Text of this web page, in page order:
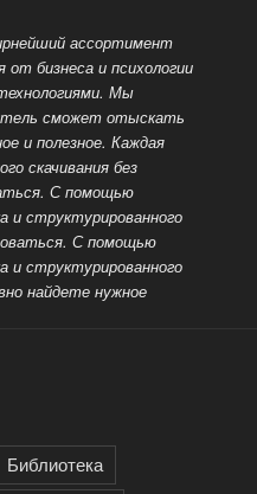
ассортимент
бизнеса и психологии
Мы
сможет отыскать
и полезное. Каждая
скачивания без
С помощью
и структурированного
С помощью
и структурированного
найдете нужное
Библиотека